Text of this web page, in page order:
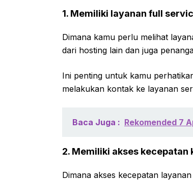
1. Memiliki layanan full
Dimana kamu perlu melihat
dari hosting lain dan juga
Ini penting untuk kamu
melakukan kontak ke layanan
Baca Juga : Rekomended 7
2. Memiliki akses kecepatan
Dimana akses kecepatan